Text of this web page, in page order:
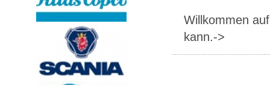
Willkommen
kann.->